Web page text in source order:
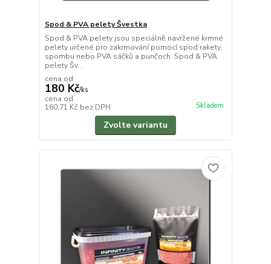
Spod & PVA pelety Švestka
Spod & PVA pelety jsou speciálně navržené krmné
pelety určené pro zakrmování pomocí spod rakety,
spombu nebo PVA sáčků a punčoch. Spod & PVA
pelety Šv...
cena od
180 Kč/ks
cena od
160,71 Kč bez DPH Skladem
Zvolte variantu